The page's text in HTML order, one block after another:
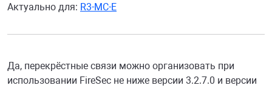
Актуально для: R3-МС-Е
Да, перекрёстные связи можно организовать при
использовании FireSec не ниже версии 3.2.7.0 и версии